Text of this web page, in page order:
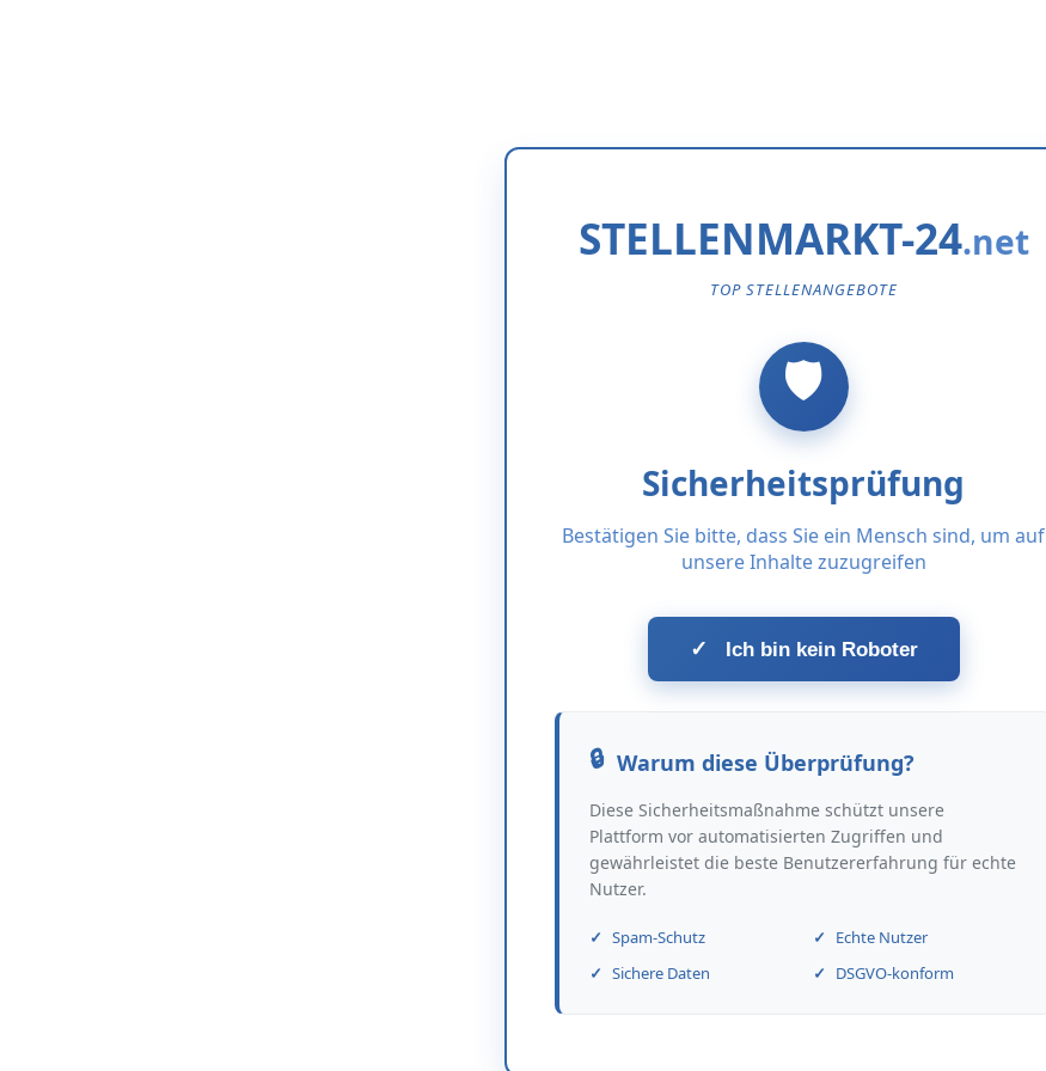
STELLENMARKT-24
TOP STELLENANGEBOTE
Sicherheitsprüfung
Bestätigen Sie bitte, dass Sie ein Mensch sind, um auf
unsere Inhalte zuzugreifen
✓ Ich bin kein Roboter
Warum diese Überprüfung?
Diese Sicherheitsmaßnahme schützt unsere
Plattform vor automatisierten Zugriffen und
gewährleistet die beste Benutzererfahrung für echte
Nutzer.
Spam-Schutz
Echte Nutzer
Sichere Daten
DSGVO-konform